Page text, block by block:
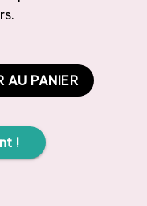
SPRAY INVISIBLE 48H,
AU PANIER
!